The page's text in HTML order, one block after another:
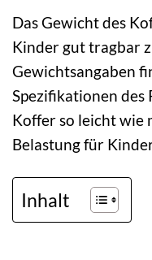
Das Gewicht des
Kinder gut tragbar
Gewichtsangaben
Spezifikationen des
Koffer so leicht wie
Belastung für
Inhalt